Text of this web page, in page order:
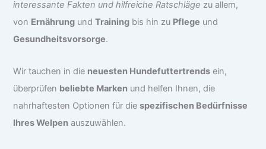
interessante Fakten und hilfreiche Ratschläge zu allem,
von Ernährung undTraining bis hin zu Pflege und
Gesundheitsvorsorge.
Wir tauchen in die neuesten Hundefuttertrends ein,
überprüfen beliebte Marken und helfen Ihnen, die
nahrhaftesten Optionen für diespezifischen Bedürfnisse
Ihres Welpen auszuwählen.